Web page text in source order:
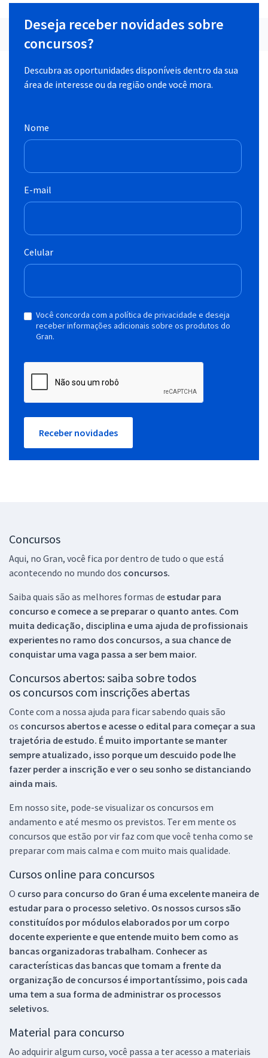
Deseja receber novidades sobre
concursos?
Descubra as oportunidades disponíveis dentro da sua
área de interesse ou da região onde você mora.
Nome
E-mail
Celular
Você concorda com a política de privacidade e deseja
receber informações adicionais sobre os produtos do
Gran.
Receber novidades
Concursos
Aqui, no Gran, você fica por dentro de tudo o que está
acontecendo no mundo dos concursos.
Saiba quais são as melhores formas de estudar para
concurso e comece a se preparar o quanto antes. Com
muita dedicação, disciplina e uma ajuda de profissionais
experientes no ramo dos concursos, a sua chance de
conquistar uma vaga passa a ser bem maior.
Concursos abertos: saiba sobre todos
os concursos com inscrições abertas
Conte com a nossa ajuda para ficar sabendo quais são
os concursos abertos e acesse o edital para começar a sua
trajetória de estudo. É muito importante se manter
sempre atualizado, isso porque um descuido pode lhe
fazer perder a inscrição e ver o seu sonho se distanciando
ainda mais.
Em nosso site, pode-se visualizar os concursos em
andamento e até mesmo os previstos. Ter em mente os
concursos que estão por vir faz com que você tenha como se
preparar com mais calma e com muito mais qualidade.
Cursos online para concursos
O curso para concurso do Gran é uma excelente maneira de
estudar para o processo seletivo. Os nossos cursos são
constituídos por módulos elaborados por um corpo
docente experiente e que entende muito bem como as
bancas organizadoras trabalham. Conhecer as
características das bancas que tomam a frente da
organização de concursos é importantíssimo, pois cada
uma tem a sua forma de administrar os processos
seletivos.
Material para concurso
Ao adquirir algum curso, você passa a ter acesso a materiais